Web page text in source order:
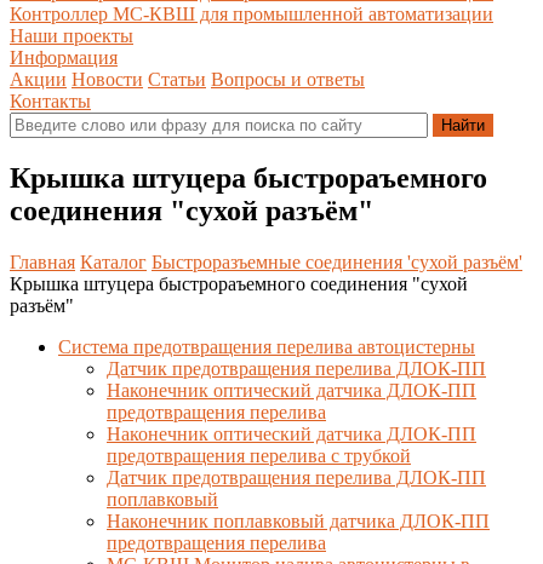
Контроллер МС-КВШ для промышленной автоматизации
Наши проекты
Информация
Акции Новости Статьи Вопросы и ответы
Контакты
Крышка штуцера быстрораъемного
соединения "сухой разъём"
Главная Каталог Быстроразъемные соединения 'сухой разъём'
Крышка штуцера быстрораъемного соединения "сухой
разъём"
Система предотвращения перелива автоцистерны
Датчик предотвращения перелива ДЛОК-ПП
Наконечник оптический датчика ДЛОК-ПП
предотвращения перелива
Наконечник оптический датчика ДЛОК-ПП
предотвращения перелива с трубкой
Датчик предотвращения перелива ДЛОК-ПП
поплавковый
Наконечник поплавковый датчика ДЛОК-ПП
предотвращения перелива